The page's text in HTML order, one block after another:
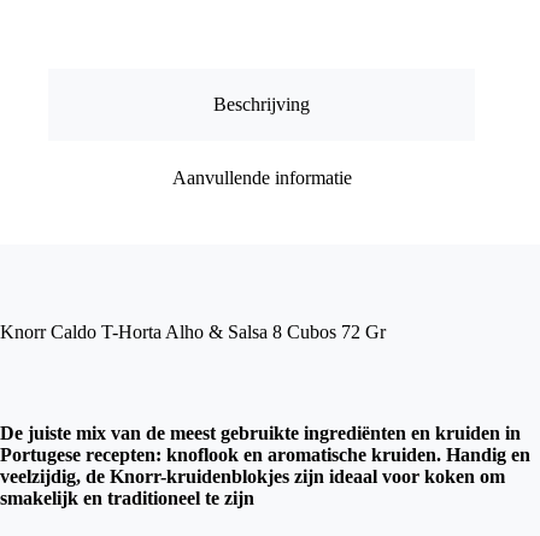
Beschrijving
Aanvullende informatie
Knorr Caldo T-Horta Alho & Salsa 8 Cubos 72 Gr
De juiste mix van de meest gebruikte ingrediënten en kruiden in
Portugese recepten: knoflook en aromatische kruiden. Handig en
veelzijdig, de Knorr-kruidenblokjes zijn ideaal voor koken om
smakelijk en traditioneel te zijn